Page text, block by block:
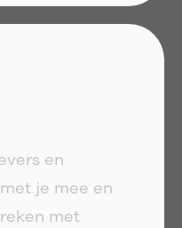
en
je mee en
met